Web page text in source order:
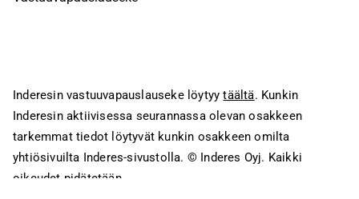
Inderesin vastuuvapauslauseke löytyytäältä. Kunkin
Inderesin aktiivisessa seurannassa olevan osakkeen
tarkemmat tiedot löytyvät kunkin osakkeen omilta
yhtiösivuilta Inderes-sivustolla. © Inderes Oyj. Kaikki
oikeudet pidätetään.